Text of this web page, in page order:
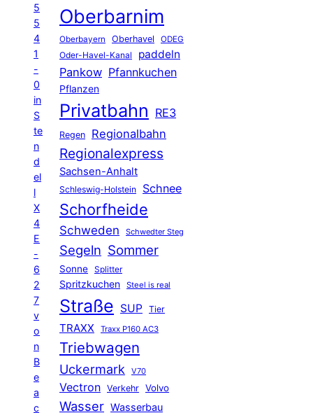
5
5
4
1
-
0
in
S
te
n
d
el
l
X
4
E
-
6
2
7
v
o
n
B
e
a
c
Oberbarnim
Oberbayern Oberhavel ODEG
Oder-Havel-Kanal paddeln
Pankow Pfannkuchen
Pflanzen
Privatbahn RE3
Regen Regionalbahn
Regionalexpress
Sachsen-Anhalt
Schleswig-Holstein Schnee
Schorfheide
Schweden Schwedter Steg
Segeln Sommer
Sonne Splitter
Spritzkuchen Steel is real
Straße SUP Tier
TRAXX Traxx P160 AC3
Triebwagen
Uckermark V70
Vectron Verkehr Volvo
Wasser Wasserbau